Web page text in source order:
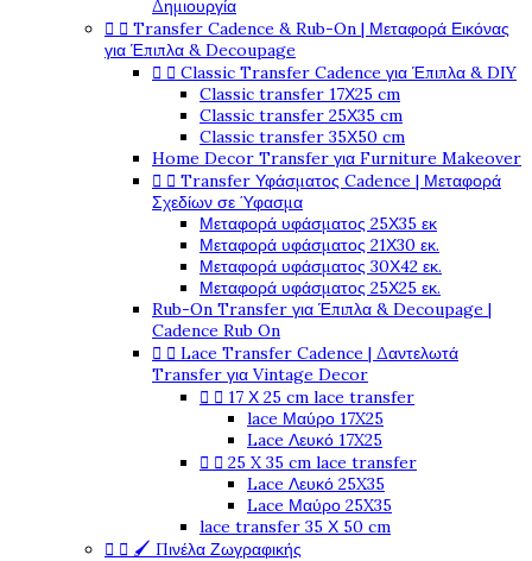
Δημιουργία
  Transfer Cadence & Rub-On | Μεταφορά Εικόνας
για Έπιπλα & Decoupage
  Classic Transfer Cadence για Έπιπλα & DIY
Classic transfer 17Χ25 cm
Classic transfer 25Χ35 cm
Classic transfer 35Χ50 cm
Home Decor Transfer για Furniture Makeover
  Transfer Υφάσματος Cadence | Μεταφορά
Σχεδίων σε Ύφασμα
Μεταφορά υφάσματος 25Χ35 εκ
Μεταφορά υφάσματος 21Χ30 εκ.
Μεταφορά υφάσματος 30Χ42 εκ.
Μεταφορά υφάσματος 25Χ25 εκ.
Rub-On Transfer για Έπιπλα & Decoupage |
Cadence Rub On
  Lace Transfer Cadence | Δαντελωτά
Transfer για Vintage Decor
  17 Χ 25 cm lace transfer
lace Μαύρο 17X25
Lace Λευκό 17X25
  25 X 35 cm lace transfer
Lace Λευκό 25X35
Lace Μαύρο 25X35
lace transfer 35 Χ 50 cm
  🖌️ Πινέλα Ζωγραφικής